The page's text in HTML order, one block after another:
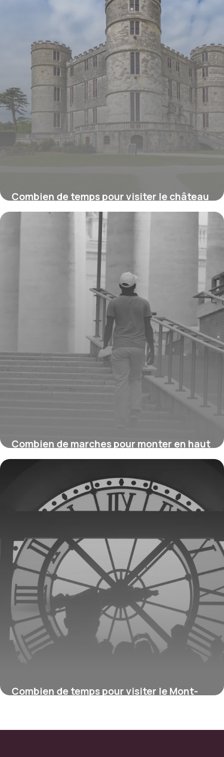
Combien de temps pour visiter le château
de Chambord ?
Combien de marches pour monter en haut
de l’Arc de Triomphe ?
Combien de temps pour visiter le Mont-